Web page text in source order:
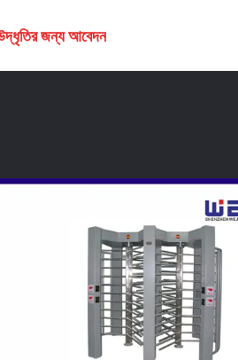
জন্য আবেদন